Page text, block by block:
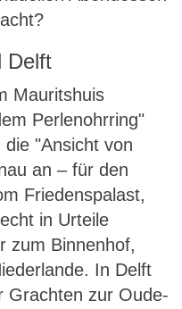
Delft
Mauritshuis
Perlenohrring"
"Ansicht von
an – für den
Friedenspalast,
in Urteile
zum Binnenhof,
In Delft
Grachten zur Oude-